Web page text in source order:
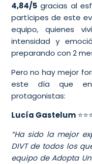
4,84/5 gracias al
partícipes de este
equipo, quienes
intensidad y
preparando con 2
Pero no hay mejor
este día que
protagonistas:
Lucía Gastelum
“Ha sido la mejor
DIVT de todos los
equipo de Adopta